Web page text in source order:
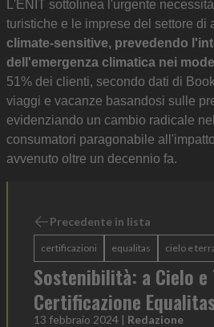
L'ENIT sottolinea l'urgente
turistiche e le imprese del settore di
climate-sensitive, prevedendo
dell'emergenza climatica nei
51% dei clienti, secondo dati di
viaggi e vacanze basandosi sulle
evidenziando un cambio radicale
consumatori paragonabile
avvenuto oltre un decennio fa.
Precedente in lista
certificazioni equalitas cielo e
Sostenibilità: a Cielo e
Certificazione
13 febbraio 2024 | Redazione